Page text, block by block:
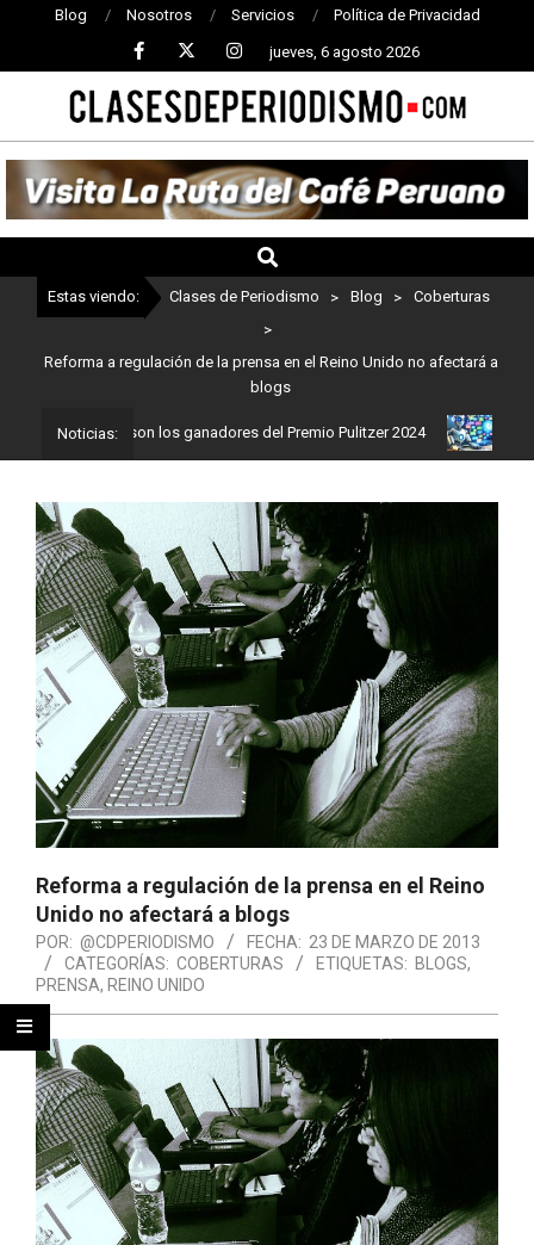
Blog Nosotros Servicios Política de Privacidad
jueves, 6 agosto 2026
CLASES
DE
PERIODISMO
Estas viendo: Clases de Periodismo > Blog >
Coberturas
>
Reforma a regulación de la prensa en el Reino Unido no afectará a
blogs
Noticias:
Estos son los ganadores del Premio Pulitzer 2024
Reforma a regulación de la prensa en el Reino
Unido no afectará a blogs
POR: @CDPERIODISMO FECHA: 23 DE MARZO DE 2013
CATEGORÍAS: COBERTURAS ETIQUETAS: BLOGS,
PRENSA, REINO UNIDO